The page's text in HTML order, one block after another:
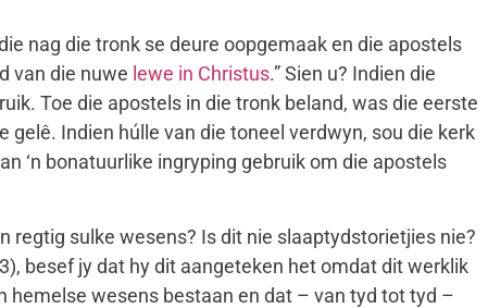
die nag die tronk se deure oopgemaak en die apostels
van die nuwe lewe in Christus.” Sien u? Indien die
Toe die apostels in die tronk beland, was die eerste
Indien húlle van die toneel verdwyn, sou die kerk
‘n bonatuurlike ingryping gebruik om die apostels
regtig sulke wesens? Is dit nie slaaptydstorietjies nie?
besef jy dat hy dit aangeteken het omdat dit werklik
hemelse wesens bestaan en dat – van tyd tot tyd –